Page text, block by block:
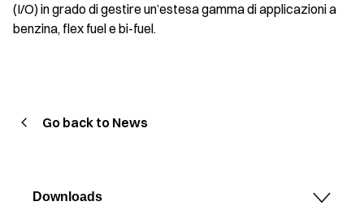
(I/O) in grado di gestire un’estesa gamma di applicazioni a
benzina, flex fuel e bi-fuel.
Go back to News
Downloads